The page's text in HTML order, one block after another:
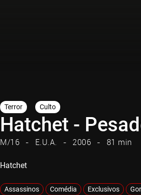
Terror Culto
Hatchet -
M/16 E.U.A. 2006 81 min
Hatchet
Assassinos Comédia Exclusivos